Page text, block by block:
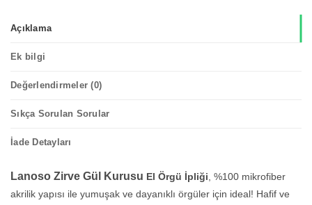
Açıklama
Ek bilgi
Değerlendirmeler (0)
Sıkça Sorulan Sorular
İade Detayları
Lanoso Zirve Gül Kurusu El Örgü İpliği , %100 mikrofiber
akrilik yapısı ile yumuşak ve dayanıklı örgüler için ideal! Hafif ve